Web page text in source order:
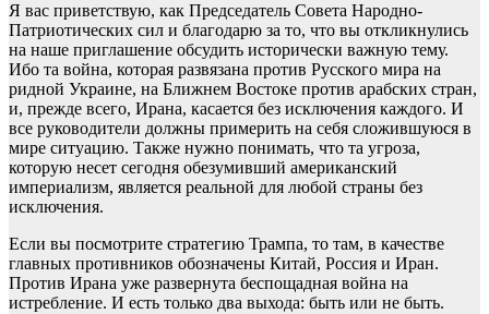
Я вас приветствую, как Председатель Совета Народно-
Патриотических сил и благодарю за то, что вы откликнулись
на наше приглашение обсудить исторически важную тему.
Ибо та война, которая развязана против Русского мира на
ридной Украине, на Ближнем Востоке против арабских стран,
и, прежде всего, Ирана, касается без исключения каждого. И
все руководители должны примерить на себя сложившуюся в
мире ситуацию. Также нужно понимать, что та угроза,
которую несет сегодня обезумивший американский
империализм, является реальной для любой страны без
исключения.
Если вы посмотрите стратегию Трампа, то там, в качестве
главных противников обозначены Китай, Россия и Иран.
Против Ирана уже развернута беспощадная война на
истребление. И есть только два выхода: быть или не быть.